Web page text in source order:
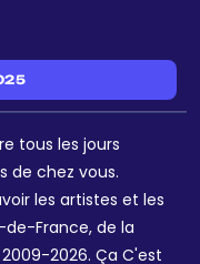
tous les jours
de chez vous.
les artistes et les
France, de la
2026. Ça C'est